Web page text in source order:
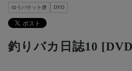
ゆうパケット便 DVD
釣りバカ日誌10